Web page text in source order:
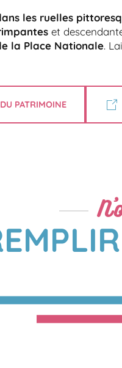
les ruelles
et
la Place Nationale.
PATRIMOINE